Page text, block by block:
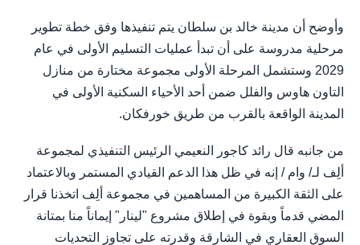
وأوضح أن مدينة خالد بن سلطان يتم تنفيذها وفق خطة تطوير
مرحلية مدروسة على أن تبدأ عمليات التسليم الأولى في عام
2029 وستشمل المرحلة الأولى مجموعة مختارة من منازل
التاون هاوس والفلل ضمن أحد الأحياء السكنية الأولى في
المدينة الواقعة بالقرب من طريق خورفكان.
من جانبه قال رائد كاجور النعيمي الرئيس التنفيذي لمجموعة
ألِف لـ/ وام / إنه في ظل هذا الدعم القيادي المستمر وبالاعتماد
على الثقة الكبيرة من المساهمين في مجموعة ألِف اتخذنا قرار
المضي قدماً وبقوة في إطلاق مشروع "لينار" إيماناً منا بمتانة
السوق العقاري في الشارقة وقدرته على تجاوز التحديات